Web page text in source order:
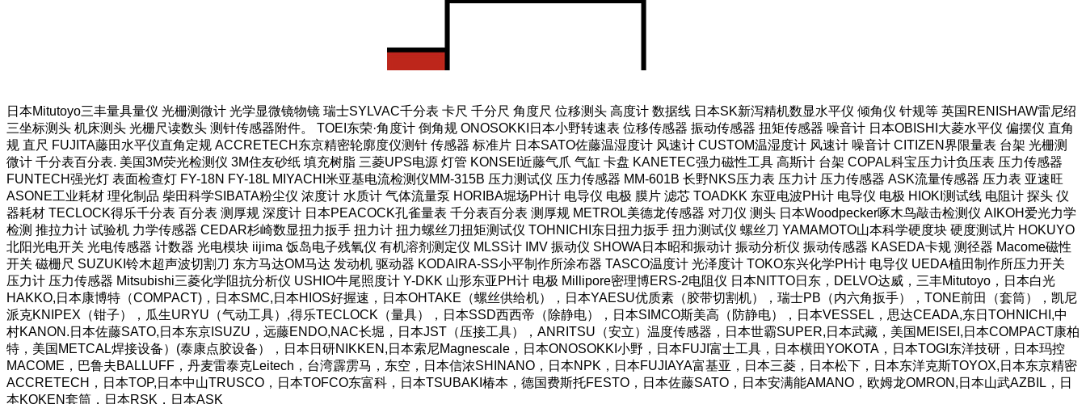
日本Mitutoyo三丰量具量仪 光栅测微计 光学显微镜物镜 瑞士SYLVAC千分表 卡尺 千分尺 角度尺 位移测头 高度计 数据线 日本SK新泻精机数显水平仪 倾角仪 针规等 英国RENISHAW雷尼绍
三坐标测头 机床测头 光栅尺读数头 测针传感器附件。 TOEI东荣·角度计 倒角规 ONOSOKKI日本小野转速表 位移传感器 振动传感器 扭矩传感器 噪音计 日本OBISHI大菱水平仪 偏摆仪 直角
规 直尺 FUJITA藤田水平仪直角定规 ACCRETECH东京精密轮廓度仪测针 传感器 标准片 日本SATO佐藤温湿度计 风速计 CUSTOM温湿度计 风速计 噪音计 CITIZEN界限量表 台架 光栅测
微计 千分表百分表. 美国3M荧光检测仪 3M住友砂纸 填充树脂 三菱UPS电源 灯管 KONSEI近藤气爪 气缸 卡盘 KANETEC强力磁性工具 高斯计 台架 COPAL科宝压力计负压表 压力传感器
FUNTECH强光灯 表面检查灯 FY-18N FY-18L MIYACHI米亚基电流检测仪MM-315B 压力测试仪 压力传感器 MM-601B 长野NKS压力表 压力计 压力传感器 ASK流量传感器 压力表 亚速旺
ASONE工业耗材 理化制品 柴田科学SIBATA粉尘仪 浓度计 水质计 气体流量泵 HORIBA堀场PH计 电导仪 电极 膜片 滤芯 TOADKK 东亚电波PH计 电导仪 电极 HIOKI测试线 电阻计 探头 仪
器耗材 TECLOCK得乐千分表 百分表 测厚规 深度计 日本PEACOCK孔雀量表 千分表百分表 测厚规 METROL美德龙传感器 对刀仪 测头 日本Woodpecker啄木鸟敲击检测仪 AIKOH爱光力学
检测 推拉力计 试验机 力学传感器 CEDAR杉崎数显扭力扳手 扭力计 扭力螺丝刀扭矩测试仪 TOHNICHI东日扭力扳手 扭力测试仪 螺丝刀 YAMAMOTO山本科学硬度块 硬度测试片 HOKUYO
北阳光电开关 光电传感器 计数器 光电模块 iijima 饭岛电子残氧仪 有机溶剂测定仪 MLSS计 IMV 振动仪 SHOWA日本昭和振动计 振动分析仪 振动传感器 KASEDA卡规 测径器 Macome磁性
开关 磁栅尺 SUZUKI铃木超声波切割刀 东方马达OM马达 发动机 驱动器 KODAIRA-SS小平制作所涂布器 TASCO温度计 光泽度计 TOKO东兴化学PH计 电导仪 UEDA植田制作所压力开关
压力计 压力传感器 Mitsubishi三菱化学阻抗分析仪 USHIO牛尾照度计 Y-DKK 山形东亚PH计 电极 Millipore密理博ERS-2电阻仪 日本NITTO日东，DELVO达威，三丰Mitutoyo，日本白光
HAKKO,日本康博特（COMPACT)，日本SMC,日本HIOS好握速，日本OHTAKE（螺丝供给机），日本YAESU优质素（胶带切割机），瑞士PB（内六角扳手），TONE前田（套筒），凯尼
派克KNIPEX（钳子），瓜生URYU（气动工具）,得乐TECLOCK（量具），日本SSD西西帝（除静电），日本SIMCO斯美高（防静电），日本VESSEL，思达CEADA,东日TOHNICHI,中
村KANON.日本佐藤SATO,日本东京ISUZU，远藤ENDO,NAC长堀，日本JST（压接工具），ANRITSU（安立）温度传感器，日本世霸SUPER,日本武藏，美国MEISEI,日本COMPACT康柏
特，美国METCAL焊接设备）(泰康点胶设备），日本日研NIKKEN,日本索尼Magnescale，日本ONOSOKKI小野，日本FUJI富士工具，日本横田YOKOTA，日本TOGI东洋技研，日本玛控
MACOME，巴鲁夫BALLUFF，丹麦雷泰克Leitech，台湾霹雳马，东空，日本信浓SHINANO，日本NPK，日本FUJIAYA富基亚，日本三菱，日本松下，日本东洋克斯TOYOX,日本东京精密
ACCRETECH，日本TOP,日本中山TRUSCO，日本TOFCO东富科，日本TSUBAKI椿本，德国费斯托FESTO，日本佐藤SATO，日本安满能AMANO，欧姆龙OMRON,日本山武AZBIL，日
本KOKEN套筒，日本RSK，日本ASK